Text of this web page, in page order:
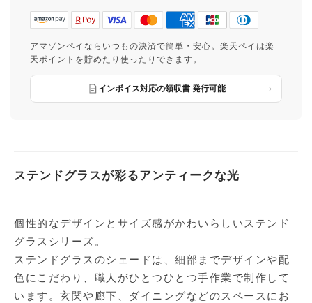
アマゾンペイならいつもの決済で簡単・安心。楽天ペイは楽
天ポイントを貯めたり使ったりできます。
インボイス対応の領収書 発行可能
ステンドグラスが彩るアンティークな光
個性的なデザインとサイズ感がかわいらしいステンド
グラスシリーズ。
ステンドグラスのシェードは、細部までデザインや配
色にこだわり、職人がひとつひとつ手作業で制作して
います。玄関や廊下、ダイニングなどのスペースにお